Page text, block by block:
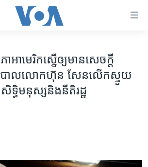
អាមេរិក​ស្នើ​​ឲ្យ​មាន​សេចក្តី​​
ភិបាល​លោក​ហ៊ុន សែន​លើក​ស្ទួយ​
ទ្ធិ​មនុស្ស​និង​នីតិរដ្ឋ​​